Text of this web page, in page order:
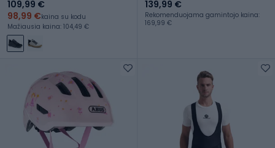
109,99 €
98,99 €kaina su kodu
Mažiausia kaina: 104,49 €
139,99 €
Rekomenduojama gamintojo kaina:
169,99 €